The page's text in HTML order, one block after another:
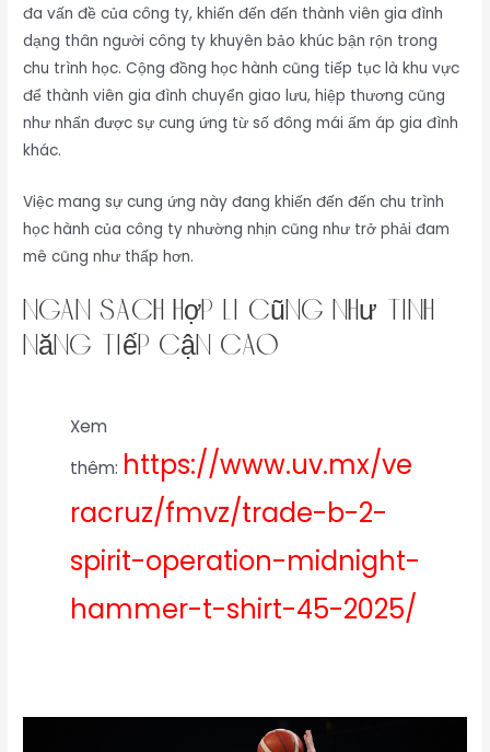
đa vấn đề của công ty, khiến đến đến thành viên gia đình
dạng thân người công ty khuyên bảo khúc bận rộn trong
chu trình học. Cộng đồng học hành cũng tiếp tục là khu vực
để thành viên gia đình chuyển giao lưu, hiệp thương cũng
như nhấn được sự cung ứng từ số đông mái ấm áp gia đình
khác.
Việc mang sự cung ứng này đang khiến đến đến chu trình
học hành của công ty nhường nhịn cũng như trở phải đam
mê cũng như thấp hơn.
Ngân sách hợp lí cũng như tính
năng tiếp cận cao
Xem
thêm: https://www.uv.mx/ve
racruz/fmvz/trade-b-2-
spirit-operation-midnight-
hammer-t-shirt-45-2025/